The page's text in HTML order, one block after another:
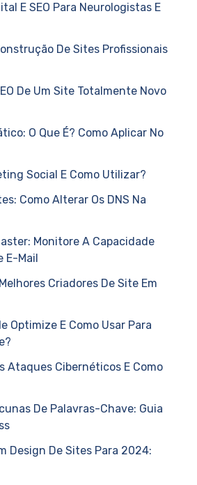
E SEO Para Neurologistas E
De Sites Profissionais
De Um Site Totalmente Novo
O Que É? Como Aplicar No
Social E Como Utilizar?
Como Alterar Os DNS Na
Monitore A Capacidade
E-Mail
Criadores De Site Em
Optimize E Como Usar Para
Ataques Cibernéticos E Como
De Palavras-Chave: Guia
Design De Sites Para 2024: